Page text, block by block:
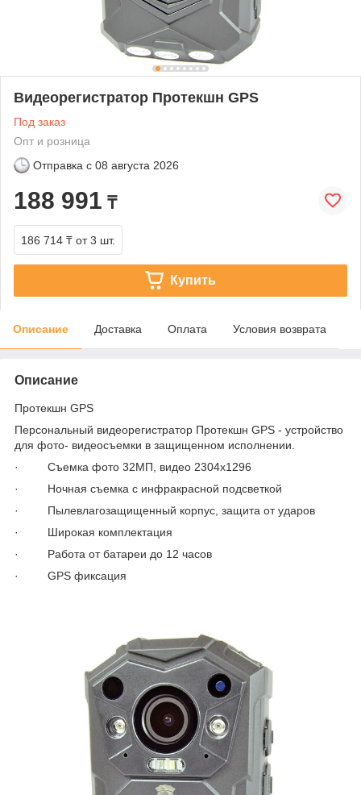
Видеорегистратор Протекшн GPS
Под заказ
Опт и розница
Отправка с 08 августа 2026
188 991 ₸
186 714 ₸ от 3 шт.
Купить
Описание Доставка Оплата Условия возврата
Описание
Протекшн GPS
Персональный видеорегистратор Протекшн GPS - устройство
для фото- видеосъемки в защищенном исполнении.
· Съемка фото 32МП, видео 2304х1296
· Ночная съемка с инфракрасной подсветкой
· Пылевлагозащищенный корпус, защита от ударов
· Широкая комплектация
· Работа от батареи до 12 часов
· GPS фиксация